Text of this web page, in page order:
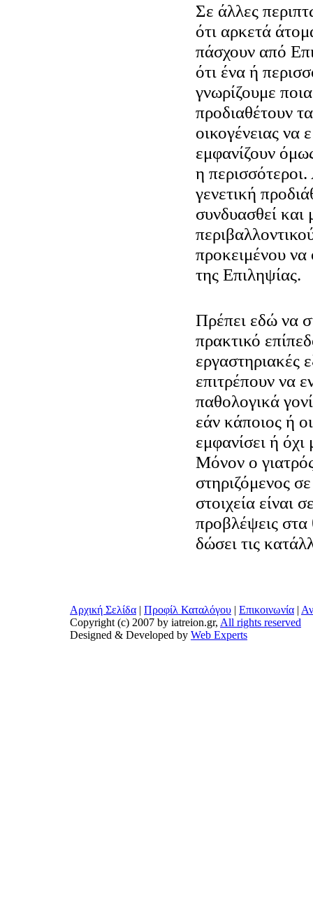
Σε άλλες
ότι αρκετά
πάσχουν από
ότι ένα ή
γνωρίζουμε
προδιαθέτουν
οικογένειας να
εμφανίζουν
η
γενετική
συνδυασθεί και
προκειμένου
της Επιληψίας.
Πρέπει εδώ να
πρακτικό
εργαστηριακές
επιτρέπουν να
παθολογικά
εάν κάποιος ή
εμφανίσει ή
Μόνον ο
στηριζόμενος
στοιχεία είναι
προβλέψεις
δώσει τις
Αρχική Σελίδα | Προφίλ Καταλόγου | Επικοινωνία |
Copyright (c) 2007 by iatreion.gr, All rights reserved
Designed & Developed by Web Experts